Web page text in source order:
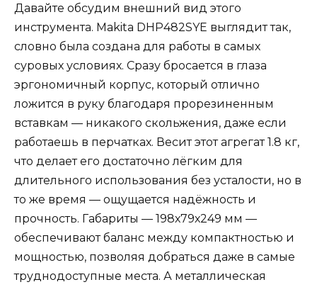
Давайте обсудим внешний вид этого
инструмента. Makita DHP482SYE выглядит так,
словно была создана для работы в самых
суровых условиях. Сразу бросается в глаза
эргономичный корпус, который отлично
ложится в руку благодаря прорезиненным
вставкам — никакого скольжения, даже если
работаешь в перчатках. Весит этот агрегат 1.8 кг,
что делает его достаточно лёгким для
длительного использования без усталости, но в
то же время — ощущается надёжность и
прочность. Габариты — 198х79х249 мм —
обеспечивают баланс между компактностью и
мощностью, позволяя добраться даже в самые
труднодоступные места. А металлическая